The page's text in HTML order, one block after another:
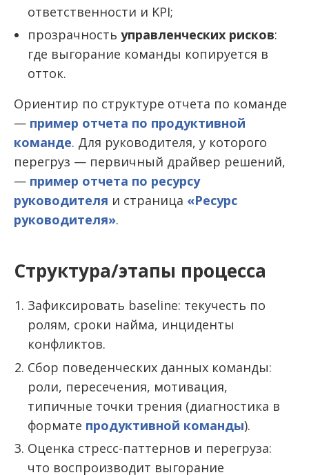
ответственности и KPI;
прозрачность управленческих рисков:
где выгорание команды копируется в
отток.
Ориентир по структуре отчета по команде
— пример отчета по продуктивной
команде. Для руководителя, у которого
перегруз — первичный драйвер решений,
— пример отчета по ресурсу
руководителя и страница «Ресурс
руководителя».
Структура/этапы процесса
Зафиксировать baseline: текучесть по
ролям, сроки найма, инциденты
конфликтов.
Сбор поведенческих данных команды:
роли, пересечения, мотивация,
типичные точки трения (диагностика в
формате продуктивной команды).
Оценка стресс-паттернов и перегруза:
что воспроизводит выгорание